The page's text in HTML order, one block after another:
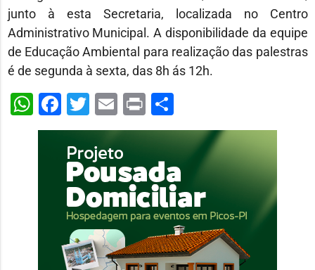
junto à esta Secretaria, localizada no Centro
Administrativo Municipal. A disponibilidade da equipe
de Educação Ambiental para realização das palestras
é de segunda à sexta, das 8h ás 12h.
WhatsApp
Facebook
Twitter
Email
PrintShare